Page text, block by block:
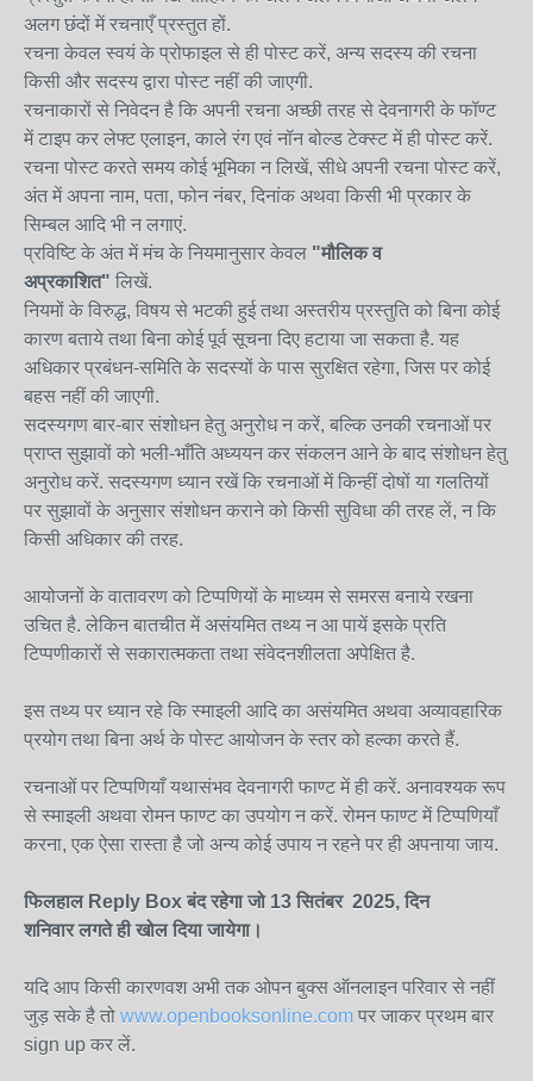
अलग छंदों में रचनाएँ प्रस्तुत हों.
रचना केवल स्वयं के प्रोफाइल से ही पोस्ट करें, अन्य सदस्य की रचना
किसी और सदस्य द्वारा पोस्ट नहीं की जाएगी.
रचनाकारों से निवेदन है कि अपनी रचना अच्छी तरह से देवनागरी के फॉण्ट
में टाइप कर लेफ्ट एलाइन, काले रंग एवं नॉन बोल्ड टेक्स्ट में ही पोस्ट करें.
रचना पोस्ट करते समय कोई भूमिका न लिखें, सीधे अपनी रचना पोस्ट करें,
अंत में अपना नाम, पता, फोन नंबर, दिनांक अथवा किसी भी प्रकार के
सिम्बल आदि भी न लगाएं.
प्रविष्टि के अंत में मंच के नियमानुसार केवल "मौलिक व
अप्रकाशित" लिखें.
नियमों के विरुद्ध, विषय से भटकी हुई तथा अस्तरीय प्रस्तुति को बिना कोई
कारण बताये तथा बिना कोई पूर्व सूचना दिए हटाया जा सकता है. यह
अधिकार प्रबंधन-समिति के सदस्यों के पास सुरक्षित रहेगा, जिस पर कोई
बहस नहीं की जाएगी.
सदस्यगण बार-बार संशोधन हेतु अनुरोध न करें, बल्कि उनकी रचनाओं पर
प्राप्त सुझावों को भली-भाँति अध्ययन कर संकलन आने के बाद संशोधन हेतु
अनुरोध करें. सदस्यगण ध्यान रखें कि रचनाओं में किन्हीं दोषों या गलतियों
पर सुझावों के अनुसार संशोधन कराने को किसी सुविधा की तरह लें, न कि
किसी अधिकार की तरह.
आयोजनों के वातावरण को टिप्पणियों के माध्यम से समरस बनाये रखना
उचित है. लेकिन बातचीत में असंयमित तथ्य न आ पायें इसके प्रति
टिप्पणीकारों से सकारात्मकता तथा संवेदनशीलता अपेक्षित है.
इस तथ्य पर ध्यान रहे कि स्माइली आदि का असंयमित अथवा अव्यावहारिक
प्रयोग तथा बिना अर्थ के पोस्ट आयोजन के स्तर को हल्का करते हैं.
रचनाओं पर टिप्पणियाँ यथासंभव देवनागरी फाण्ट में ही करें. अनावश्यक रूप
से स्माइली अथवा रोमन फाण्ट का उपयोग न करें. रोमन फाण्ट में टिप्पणियाँ
करना, एक ऐसा रास्ता है जो अन्य कोई उपाय न रहने पर ही अपनाया जाय.
फिलहाल Reply Box बंद रहेगा जो 13 सितंबर 2025, दिन
शनिवार लगते ही खोल दिया जायेगा।
यदि आप किसी कारणवश अभी तक ओपन बुक्स ऑनलाइन परिवार से नहीं
जुड़ सके है तो www.openbooksonline.com पर जाकर प्रथम बार
sign up कर लें.